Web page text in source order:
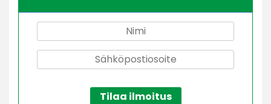
Tilaa ilmoitus